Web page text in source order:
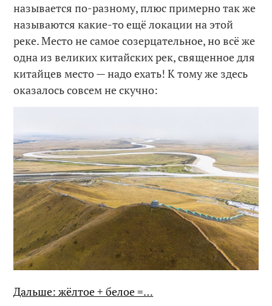
называется по-разному, плюс примерно так же
называются какие-то ещё локации на этой
реке. Место не самое созерцательное, но всё же
одна из великих китайских рек, священное для
китайцев место — надо ехать! К тому же здесь
оказалось совсем не скучно:
Дальше: жёлтое + белое =…